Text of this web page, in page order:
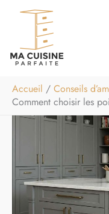
Accueil
Conseils
Comment choisir les
Rechercher